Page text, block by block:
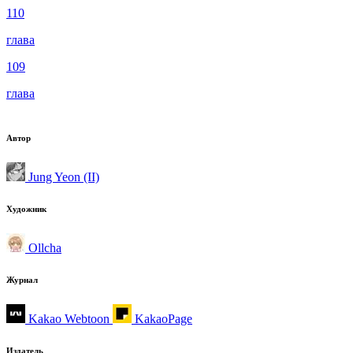
110
глава
109
глава
Автор
Jung Yeon (II)
Художник
Ollcha
Журнал
Kakao Webtoon KakaoPage
Издатель